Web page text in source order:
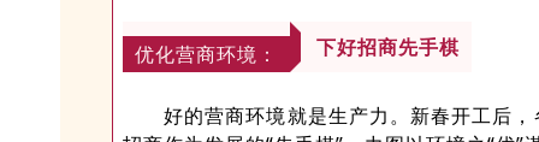
优化营商环境： 下好招商先手棋
好的营商环境就是生产力。新春开工后